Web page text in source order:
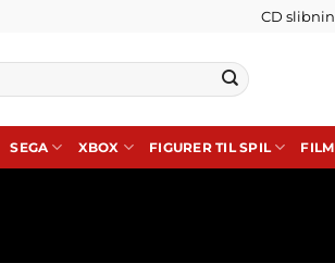
CD
SEGA XBOX FIGURER TIL SPIL